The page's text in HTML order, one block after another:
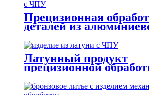
Прецизионная
деталей из
Латунный продукт
прецизионной